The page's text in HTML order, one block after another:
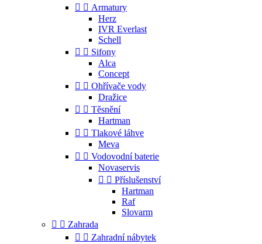
  Armatury
Herz
IVR Everlast
Schell
  Sifony
Alca
Concept
  Ohřívače vody
Dražice
  Těsnění
Hartman
  Tlakové láhve
Meva
  Vodovodní baterie
Novaservis
  Příslušenství
Hartman
Raf
Slovarm
  Zahrada
  Zahradní nábytek